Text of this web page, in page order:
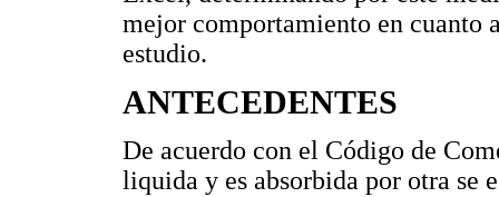
mejor comportamiento en cuanto
estudio.
ANTECEDENTES
De acuerdo con el Código de
liquida y es absorbida por otra se